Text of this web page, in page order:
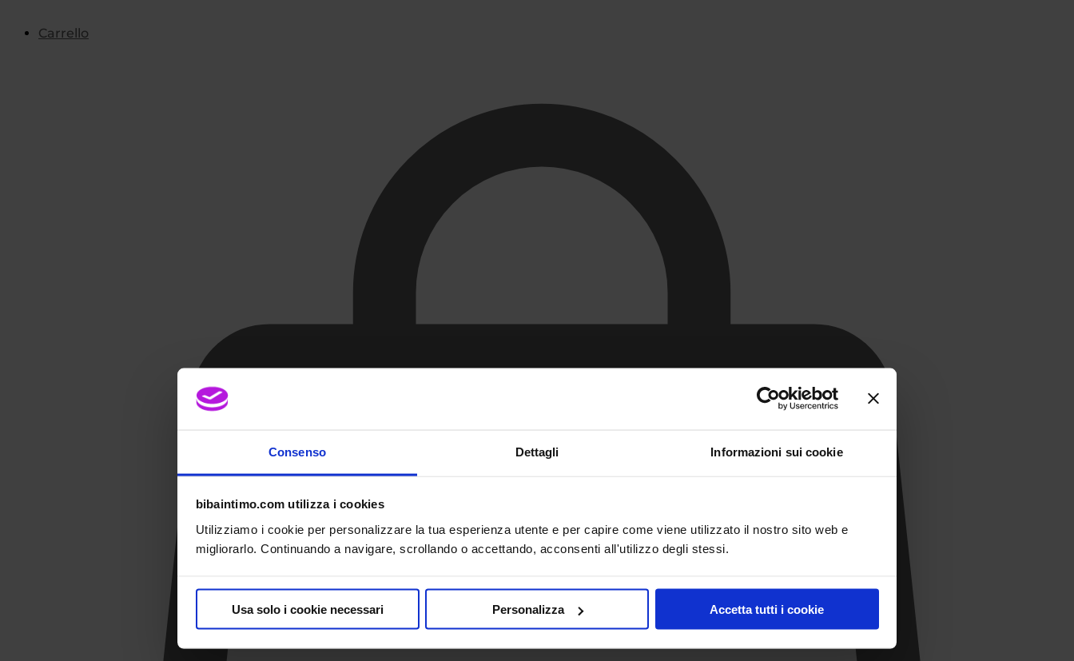
Consenso Dettagli Informazioni sui cookie
bibaintimo.com utilizza i cookies
Utilizziamo i cookie per personalizzare la tua esperienza utente e per capire come viene utilizzato il nostro sito web e
migliorarlo. Continuando a navigare, scrollando o accettando, acconsenti all'utilizzo degli stessi.
Usa solo i cookie necessari Personalizza Accetta tutti i cookie
Carrello